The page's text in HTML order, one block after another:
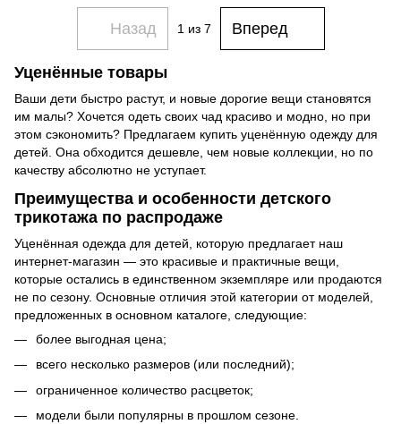
Назад 1 из 7 Вперед
Уценённые товары
Ваши дети быстро растут, и новые дорогие вещи становятся
им малы? Хочется одеть своих чад красиво и модно, но при
этом сэкономить? Предлагаем купить уценённую одежду для
детей. Она обходится дешевле, чем новые коллекции, но по
качеству абсолютно не уступает.
Преимущества и особенности детского
трикотажа по распродаже
Уценённая одежда для детей, которую предлагает наш
интернет-магазин — это красивые и практичные вещи,
которые остались в единственном экземпляре или продаются
не по сезону. Основные отличия этой категории от моделей,
предложенных в основном каталоге, следующие:
более выгодная цена;
всего несколько размеров (или последний);
ограниченное количество расцветок;
модели были популярны в прошлом сезоне.